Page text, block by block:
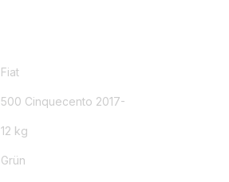
Fiat
500 Cinquecento 2017-
12 kg
Grün